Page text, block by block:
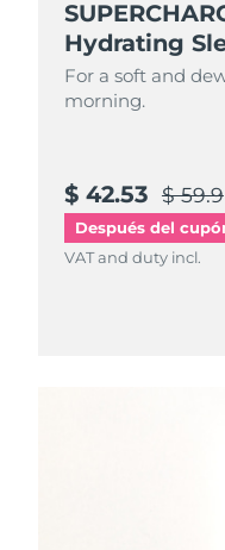
Hydrating
For a soft and
morning.
$ 42.53 $ 59.9
Después del
VAT and duty incl.